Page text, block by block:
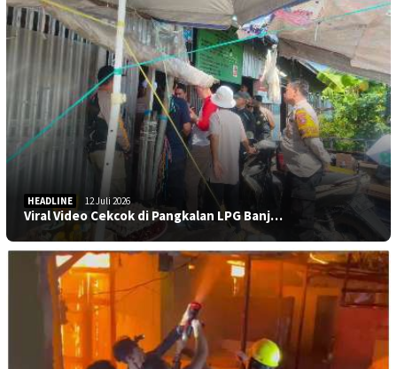
HEADLINE 12 Juli 2026
Viral Video Cekcok di Pangkalan LPG Banj…